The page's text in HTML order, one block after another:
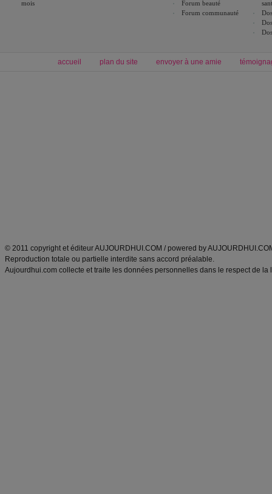
mois
Forum beauté
Forum communauté
accueil plan du site envoyer à une amie
© 2011 copyright et éditeur AUJOURDHUI.COM / powered by
Reproduction totale ou partielle interdite sans accord préalable.
Aujourdhui.com collecte et traite les données personnelles dans le respect de